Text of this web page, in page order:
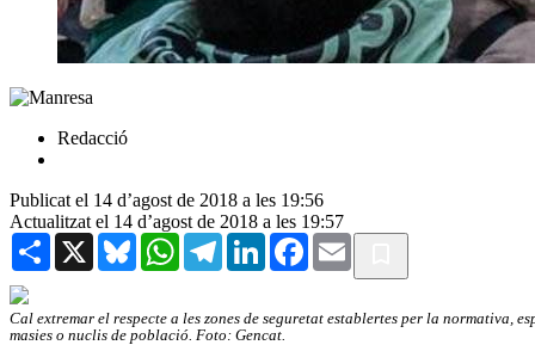
Redacció
Publicat el 14 d’agost de 2018 a les 19:56
Actualitzat el 14 d’agost de 2018 a les 19:57
Share X BlueskyWhatsAppTelegramLinkedInFacebook
Email
Cal extremar el respecte a les zones de seguretat establertes per la normativa,
masies o nuclis de població. Foto: Gencat.